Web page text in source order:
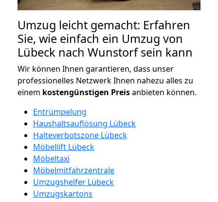
Umzug leicht gemacht: Erfahren
Sie, wie einfach ein Umzug von
Lübeck nach Wunstorf sein kann
Wir können Ihnen garantieren, dass unser
professionelles Netzwerk Ihnen nahezu alles zu
einem kostengünstigen Preisanbieten können.
Entrümpelung
Haushaltsauflösung Lübeck
Halteverbotszone Lübeck
Möbellift Lübeck
Möbeltaxi
Möbelmitfahrzentrale
Umzugshelfer Lübeck
Umzugskartons